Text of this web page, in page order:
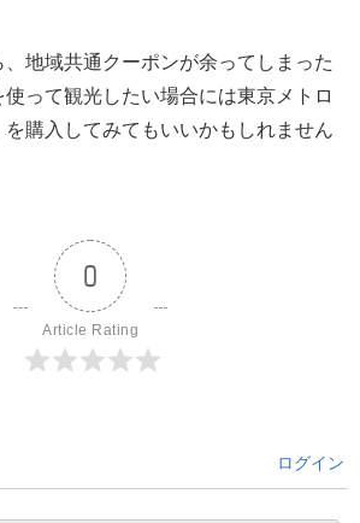
地域共通クーポンが余ってしまった
って観光したい場合には東京メトロ
を購入してみてもいいかもしれません
0
Article Rating
ログイン